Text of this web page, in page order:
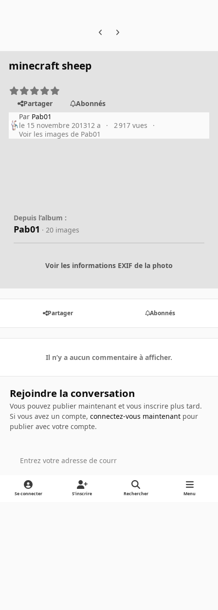
Previous carousel slide
Next carousel slide
minecraft sheep
Partager
Abonnés
Par Pab01
le 15 novembre 201312 a
2 917 vues
Voir les images de Pab01
Depuis l’album :
Pab01 · 20 images
Voir les informations EXIF de la photo
Partager Abonnés
Il n’y a aucun commentaire à afficher.
Rejoindre la conversation
Vous pouvez publier maintenant et vous inscrire plus tard.
Si vous avez un compte, connectez-vous maintenantpour
publier avec votre compte.
Ajouter un commentaire…
Se connecter S’inscrire Rechercher Menu